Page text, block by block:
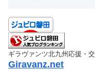
ギラヴァンツ北九州応援・
Giravanz.net